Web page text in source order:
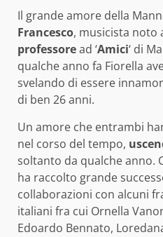
Il grande amore della
Francesco, musicista noto
professoread ‘Amici‘ di
qualche anno fa Fiorella
svelando di essere
di ben 26 anni.
Un amore che entrambi
nel corso del tempo,
soltanto da qualche anno.
ha raccolto grande
collaborazioni con alcuni
italiani fra cui Ornella
Edoardo Bennato,